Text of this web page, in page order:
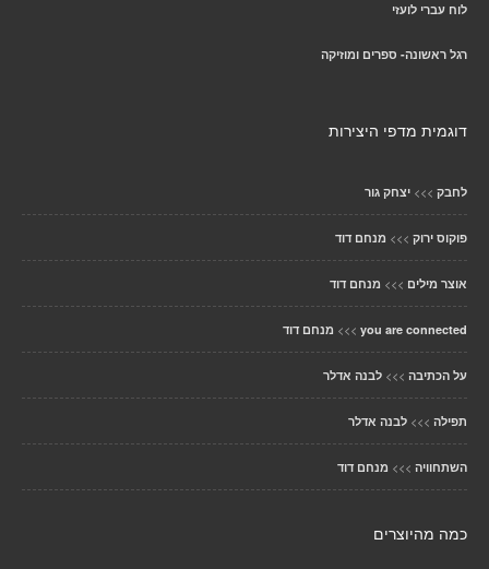
לוח עברי לועזי
רגל ראשונה- ספרים ומוזיקה
דוגמית מדפי היצירות
לחבק >>> יצחק גור
פוקוס ירוק >>> מנחם דוד
אוצר מילים >>> מנחם דוד
you are connected
>>> מנחם דוד
על הכתיבה >>> לבנה אדלר
תפילה >>> לבנה אדלר
השתחוויה >>> מנחם דוד
כמה מהיוצרים